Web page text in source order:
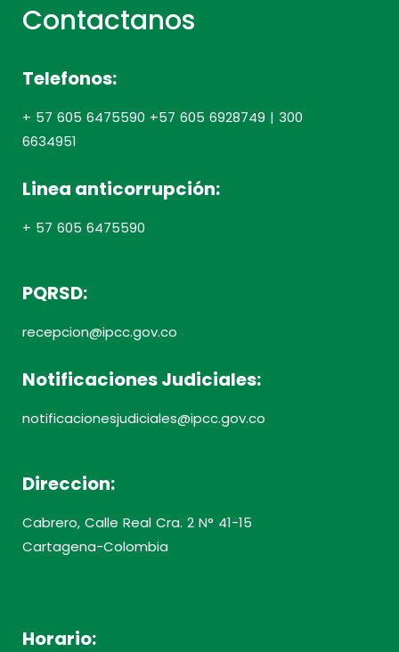
Contactanos
Telefonos:
+ 57 605 6475590 +57 605 6928749 | 300
6634951
Linea anticorrupción:
+ 57 605 6475590
PQRSD:
recepcion@ipcc.gov.co
Notificaciones Judiciales:
notificacionesjudiciales@ipcc.gov.co
Direccion:
Cabrero, Calle Real Cra. 2 N° 41-15
Cartagena-Colombia
Horario: